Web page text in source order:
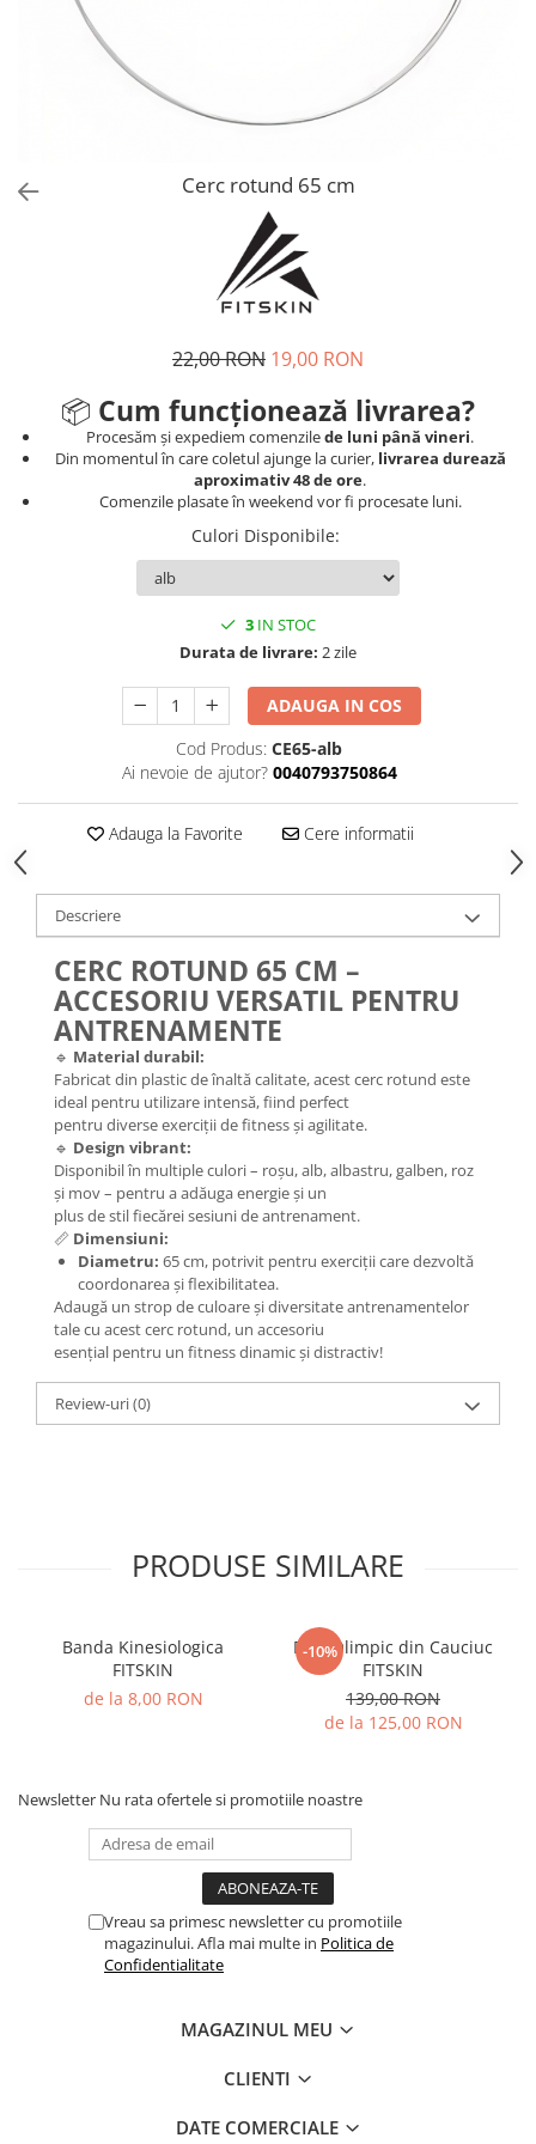
Saci Exercitii
Mingi medicinale
Cerc rotund 65 cm
22,00 RON 19,00 RON
📦 Cum funcționează livrarea?
Procesăm și expediem comenzilede luni până vineri.
Din momentul în care coletul ajunge la curier, livrarea durează
aproximativ 48 de ore.
Comenzile plasate în weekend vor fi procesate luni.
Culori Disponibile:
3 IN STOC
Durata de livrare: 2 zile
ADAUGA IN COS
Cod Produs: CE65-alb
Ai nevoie de ajutor? 0040793750864
Adauga la Favorite Cere informatii
Descriere
CERC ROTUND 65 CM –
ACCESORIU VERSATIL PENTRU
ANTRENAMENTE
🔹 Material durabil:
Fabricat din plastic de înaltă calitate, acest cerc rotund este
ideal pentru utilizare intensă, fiind perfect
pentru diverse exerciții de fitness și agilitate.
🔹 Design vibrant:
Disponibil în multiple culori – roșu, alb, albastru, galben, roz
și mov – pentru a adăuga energie și un
plus de stil fiecărei sesiuni de antrenament.
📏 Dimensiuni:
Diametru: 65 cm, potrivit pentru exerciții care dezvoltă
coordonarea și flexibilitatea.
Adaugă un strop de culoare și diversitate antrenamentelor
tale cu acest cerc rotund, un accesoriu
esențial pentru un fitness dinamic și distractiv!
Review-uri(0)
PRODUSE SIMILARE
Banda Kinesiologica
FITSKIN
de la 8,00 RON
-10%
Disc Olimpic din Cauciuc
FITSKIN
139,00 RON
de la 125,00 RON
Newsletter Nu rata ofertele si promotiile noastre
Vreau sa primesc newsletter cu promotiile
magazinului. Afla mai multe in Politica de
Confidentialitate
MAGAZINUL MEU
CLIENTI
DATE COMERCIALE